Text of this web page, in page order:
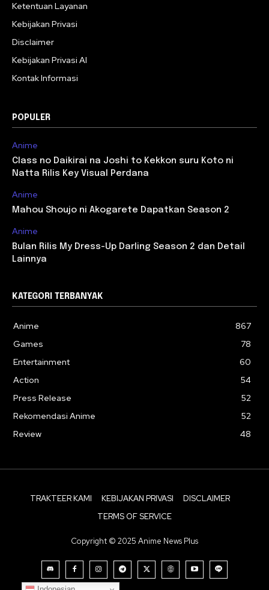
Ketentuan Layanan
Kebijakan Privasi
Disclaimer
Kebijakan Privasi AI
Kontak Informasi
POPULER
Anime
Class no Daikirai na Joshi to Kekkon suru Koto ni
Natta Rilis Key Visual Perdana
Anime
Mahou Shoujo ni Akogarete Dapatkan Season 2
Anime
Bulan Rilis My Dress-Up Darling Season 2 dan Detail
Lainnya
KATEGORI TERBANYAK
Anime
867
Games
78
Entertainment
60
Action
54
Press Release
52
Rekomendasi Anime
52
Review
48
TRAKTEER KAMI KEBIJAKAN PRIVASI
DISCLAIMER
TERMS OF SERVICE
Copyright © 2025 Anime News Plus